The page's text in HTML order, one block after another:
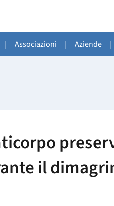
| Associazioni | Aziende |
il